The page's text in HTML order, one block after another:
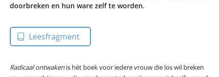
doorbreken en hun ware zelf te worden.
Leesfragment
Radicaal ontwakenis hét boek voor iedere vrouw die los wil breken